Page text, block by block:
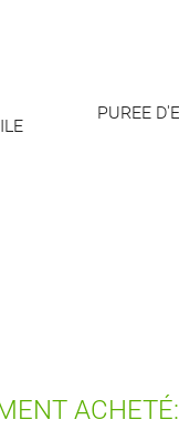
ACHETÉ: